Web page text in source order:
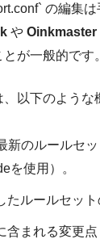
の編集
や Oinkmaster
が一般的です。
以下のような
新のルールセ
を使用）。
たルールセット
含まれる変更